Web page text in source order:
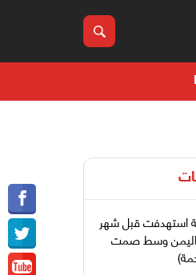
استهدفت قبل شهر
اليمن وسط صمت